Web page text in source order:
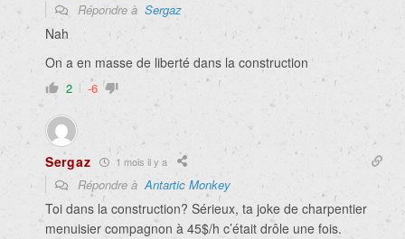
Répondre à Sergaz
Nah
On a en masse de liberté dans la construction
2 -6
Sergaz 1 mois il y a
Répondre àAntartic Monkey
Toi dans la construction? Sérieux, ta joke de charpentier
menuisier compagnon à 45$/h c’était drôle une fois.